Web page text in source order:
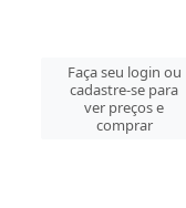
Faça seu login ou
cadastre-se para
ver preços e
comprar